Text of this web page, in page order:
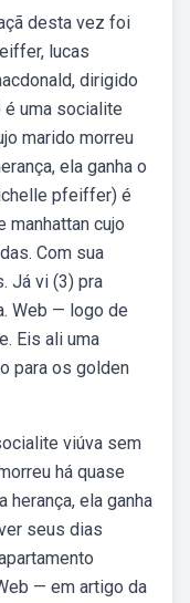
desta vez foi
lucas
dirigido
uma socialite
marido morreu
ela ganha o
pfeiffer) é
manhattan cujo
Com sua
Já vi (3) pra
Web — logo de
Eis ali uma
para os golden
viúva sem
há quase
herança, ela ganha
seus dias
— em artigo da